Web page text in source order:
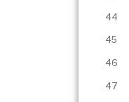
44
45
46
47